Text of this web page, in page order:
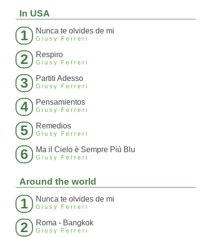
In USA
1 Nunca te olvides de mi
Giusy Ferreri
2 Respiro
Giusy Ferreri
3 Partiti Adesso
Giusy Ferreri
4 Pensamientos
Giusy Ferreri
5 Remedios
Giusy Ferreri
6 Ma il Cielo è Sempre Più Blu
Giusy Ferreri
Around the world
1 Nunca te olvides de mi
Giusy Ferreri
2 Roma - Bangkok
Giusy Ferreri